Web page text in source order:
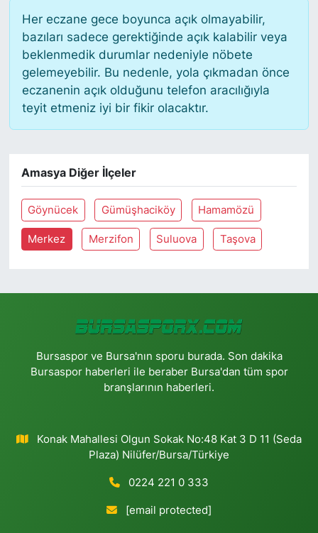
Her eczane gece boyunca açık olmayabilir,
bazıları sadece gerektiğinde açık kalabilir veya
beklenmedik durumlar nedeniyle nöbete
gelemeyebilir. Bu nedenle, yola çıkmadan önce
eczanenin açık olduğunu telefon aracılığıyla
teyit etmeniz iyi bir fikir olacaktır.
Amasya Diğer İlçeler
Göynücek Gümüşhaciköy Hamamözü
Merkez Merzifon Suluova Taşova
Bursaspor ve Bursa'nın sporu burada. Son dakika
Bursaspor haberleri ile beraber Bursa'dan tüm spor
branşlarının haberleri.
Konak Mahallesi Olgun Sokak No:48 Kat 3 D 11 (Seda
Plaza) Nilüfer/Bursa/Türkiye
0224 221 0 333
[email protected]